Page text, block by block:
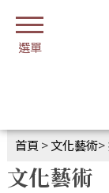
首頁 >文化藝術>
文化藝術